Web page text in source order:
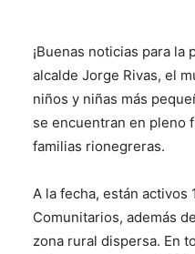
¡Buenas noticias para
alcalde Jorge Rivas, el
niños y niñas más
se encuentran en pleno
familias rionegreras.
A la fecha, están
Comunitarios, además
zona rural dispersa. En